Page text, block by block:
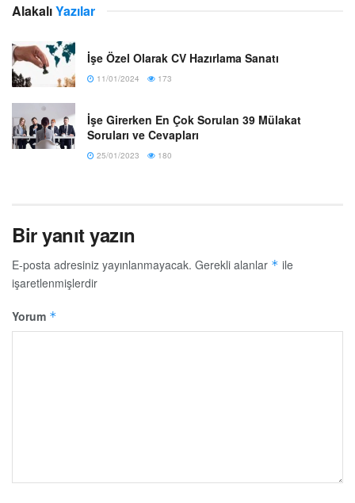
AlakalıYazılar
İşe Özel Olarak CV Hazırlama Sanatı
11/01/2024 173
İşe Girerken En Çok Sorulan 39 Mülakat
Soruları ve Cevapları
25/01/2023 180
Bir yanıt yazın
E-posta adresiniz yayınlanmayacak. Gerekli alanlar * ile
işaretlenmişlerdir
Yorum *